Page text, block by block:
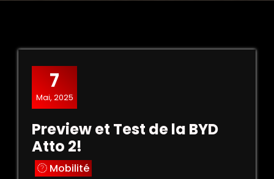
7
Mai, 2025
Preview et Test de la BYD
Atto 2!
Mobilité